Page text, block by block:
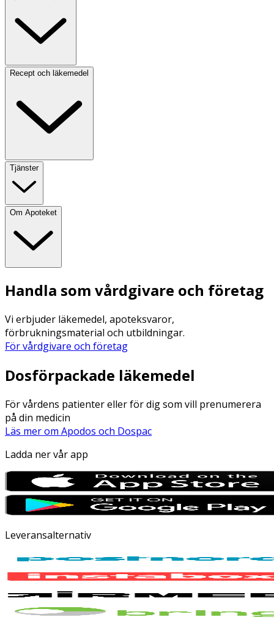
Recept och läkemedel
Tjänster
Om Apoteket
Handla som vårdgivare och företag
Vi erbjuder läkemedel, apoteksvaror,
förbrukningsmaterial och utbildningar.
För vårdgivare och företag
Dosförpackade läkemedel
För vårdens patienter eller för dig som vill prenumerera
på din medicin
Läs mer om Apodos och Dospac
Ladda ner vår app
Leveransalternativ